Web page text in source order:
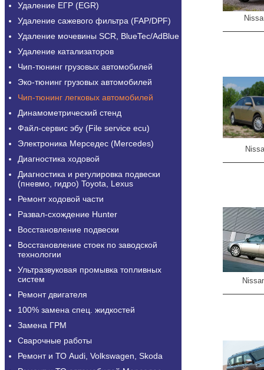
Удаление ЕГР (EGR)
Удаление сажевого фильтра (FAP/DPF)
Удаление мочевины SCR, BlueTec/AdBlue
Удаление катализаторов
Чип-тюнинг грузовых автомобилей
Эко-тюнинг грузовых автомобилей
Чип-тюнинг легковых автомобилей
Динамометрический стенд
Файл-сервис эбу (File service ecu)
Электроника Мерседес (Mercedes)
Диагностика ходовой
Диагностика и регулировка подвески
(пневмо, гидро) Toyota, Lexus
Ремонт ходовой части
Развал-схождение Hunter
Восстановление подвески
Восстановление стоек по заводской
технологии
Ультразвуковая промывка топливных
систем
Ремонт двигателя
100% замена спец. жидкостей
Замена ГРМ
Сварочные работы
Ремонт и ТО Audi, Volkswagen, Skoda